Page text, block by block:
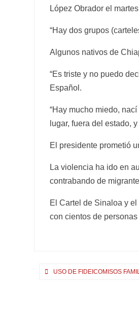
López Obrador el
“Hay dos grupos
Algunos nativos de
“Es triste y no puedo
Español.
“Hay mucho miedo,
lugar, fuera del estado,
El presidente prometió
La violencia ha ido en
contrabando de
El Cartel de Sinaloa y
con cientos de
Navegación
USO DE FIDEICOMISOS